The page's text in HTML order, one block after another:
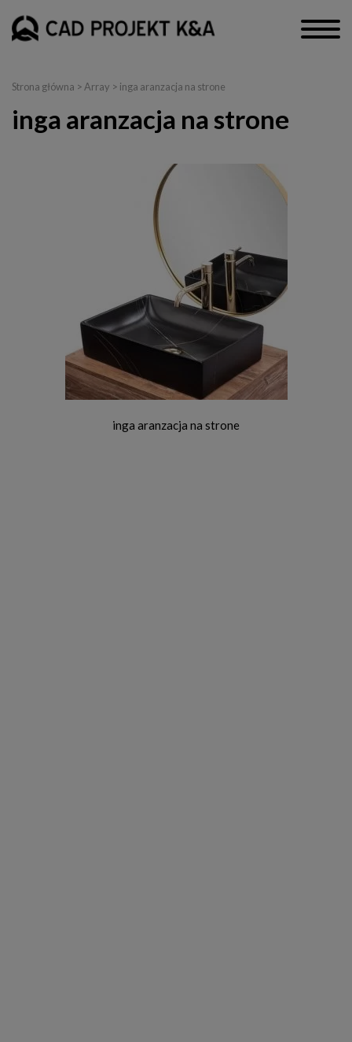
Strona główna > Array > inga aranzacja na strone
inga aranzacja na strone
inga aranzacja na strone